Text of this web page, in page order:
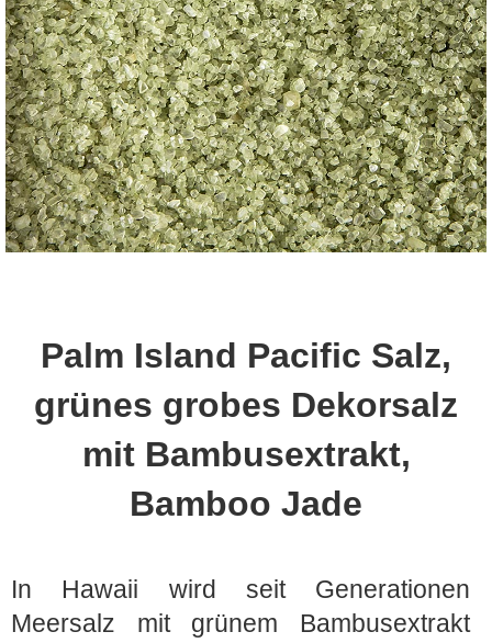
Palm Island Pacific Salz,
grünes grobes Dekorsalz
mit Bambusextrakt,
Bamboo Jade
In Hawaii wird seit Generationen
Meersalz mit grünem Bambusextrakt